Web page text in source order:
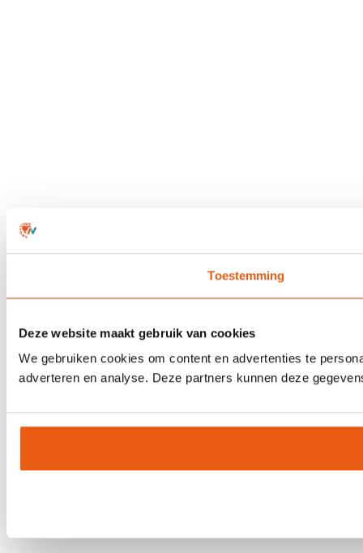
Toestemming
Deze website maakt gebruik van cookies
We gebruiken cookies om content en advertenties te
adverteren en analyse. Deze partners kunnen deze